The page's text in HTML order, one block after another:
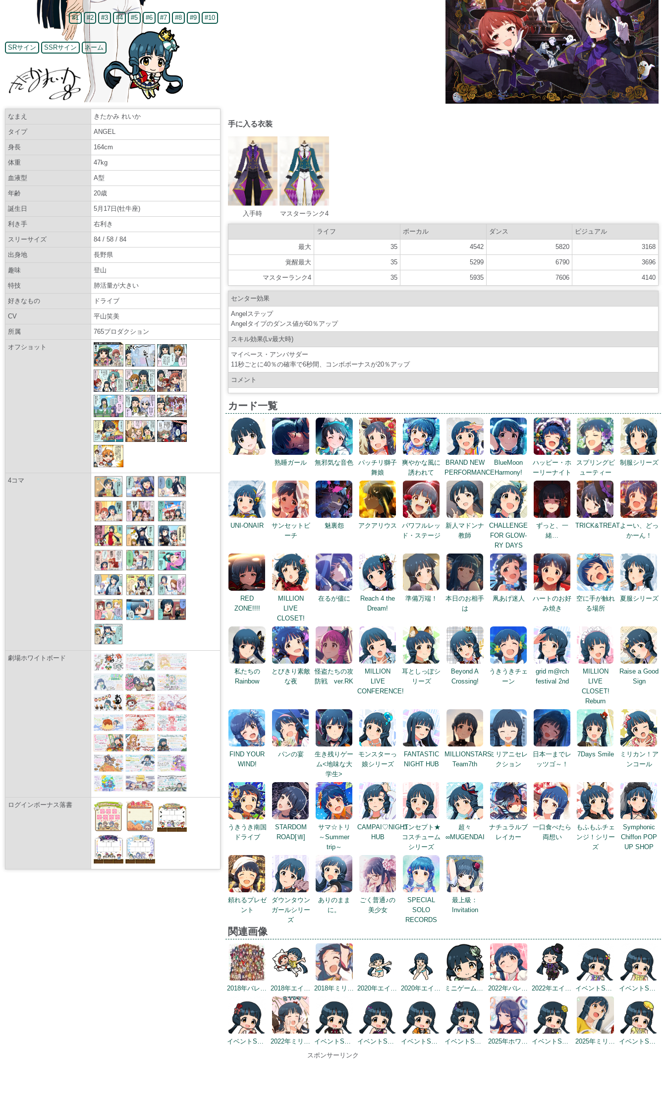
#1 #2 #3 #4 #5 #6 #7 #8 #9 #10
SRサイン SSRサイン ネーム
なまえ きたかみ れいか
タイプ ANGEL
身長 164cm
体重 47kg
血液型 A型
年齢 20歳
誕生日 5月17日(牡牛座)
利き手 右利き
スリーサイズ 84 / 58 / 84
出身地 長野県
趣味 登山
特技 肺活量が大きい
好きなもの ドライブ
CV 平山笑美
所属 765プロダクション
オフショット
4コマ
劇場ホワイトボード
ログインボーナス落書
手に入る衣装
入手時 マスターランク4
ライフ ボーカル ダンス ビジュアル
最大 35 4542 5820 3168
覚醒最大 35 5299 6790 3696
マスターランク4 35 5935 7606 4140
センター効果
Angelステップ
Angelタイプのダンス値が60％アップ
スキル効果(Lv最大時)
マイペース・アンバサダー
11秒ごとに40％の確率で6秒間、コンボボーナスが20％アップ
コメント
カード一覧
熟睡ガール 無邪気な音色
パッチリ獅子
舞娘
爽やかな風に
誘われて
BRAND NEW
PERFORMANCE
BlueMoon
Harmony!
ハッピー・ホ
ーリーナイト
スプリングビ
ューティー
制服シリーズ
UNI-ONAIR
サンセットビ
ーチ
魅裏怨 アクアリウス
パワフルレッ
ド・ステージ
新人マドンナ
教師
CHALLENGE
FOR GLOW-
RY DAYS
ずっと、一
緒…
TRICK&TREATよーい、どっ
かーん！
RED
ZONE!!!!
MILLION
LIVE
CLOSET!
在るが儘に
Reach 4 the
Dream!
準備万端！
本日のお相手
は
凧あげ迷人
ハートのお好
み焼き
空に手が触れ
る場所
夏服シリーズ
私たちの
Rainbow
とびきり素敵
な夜
怪盗たちの攻
防戦 ver.RK
MILLION
LIVE
CONFERENCE!
耳としっぽシ
リーズ
Beyond A
Crossing!
うきうきチェ
ーン
grid m@rch
festival 2nd
MILLION
LIVE
CLOSET!
Reburn
Raise a Good
Sign
FIND YOUR
WIND!
パンの宴
生き残りゲー
ム<地味な大
学生>
モンスターっ
娘シリーズ
FANTASTIC
NIGHT HUB
MILLIONSTARS
Team7th
ミリアニセレ
クション
日本一までレ
ッツゴ～！
7Days Smile
ミリカン！ア
ンコール
うきうき南国
ドライブ
STARDOM
ROAD[Ⅶ]
サマ☆トリ
～Summer
trip～
CAMPAI♡NIGHT
HUB
コンセプト★
コスチューム
シリーズ
超々
∞MUGENDAI
ナチュラルブ
レイカー
一口食べたら
両想い
もふもふチェ
ンジ！シリー
ズ
Symphonic
Chiffon POP
UP SHOP
頼れるプレゼ
ント
ダウンタウン
ガールシリー
ズ
ありのまま
に。
ごく普通♪の
美少女
SPECIAL
SOLO
RECORDS
最上級：
Invitation
関連画像
2018年バレンタインデー公式ツイート 2018年エイプリルミニゲーム 2018年ミリシタ感謝祭 2020年エイプリルフールネタ 2020年エイプリルフールネタ ミニゲーム 4らぐ めいくあっぷ！ 2022年バレンタインデートップ画面 2022年エイプリルフールネタ イベントSD #2 イベントSD #3
イベントSD #4 2022年ミリシタ5周年カウントダウン（1日前） イベントSD #5 イベントSD #7 イベントSD #10 イベントSD #362 2025年ホワイトデートップ画面 イベントSD #379 2025年ミリシタ8周年カウントダウン（2日前）
イベントSD #415
スポンサーリンク